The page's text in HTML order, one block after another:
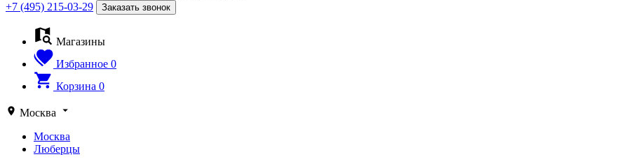
+7 (495) 215-03-29
Заказать звонок
Магазины
Избранное 0
Корзина 0
Москва
Москва
Люберцы